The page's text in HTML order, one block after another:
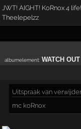
JWT! AIGHT! KoRnox 4 life!
Theelepelzz
albumelement: WATCH
Uitspraak van
mc koRnox